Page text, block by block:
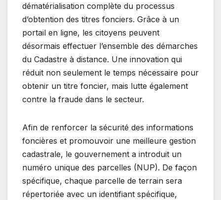
dématérialisation complète du processus
d’obtention des titres fonciers. Grâce à un
portail en ligne, les citoyens peuvent
désormais effectuer l’ensemble des démarches
du Cadastre à distance. Une innovation qui
réduit non seulement le temps nécessaire pour
obtenir un titre foncier, mais lutte également
contre la fraude dans le secteur.
Afin de renforcer la sécurité des informations
foncières et promouvoir une meilleure gestion
cadastrale, le gouvernement a introduit un
numéro unique des parcelles (NUP). De façon
spécifique, chaque parcelle de terrain sera
répertoriée avec un identifiant spécifique,